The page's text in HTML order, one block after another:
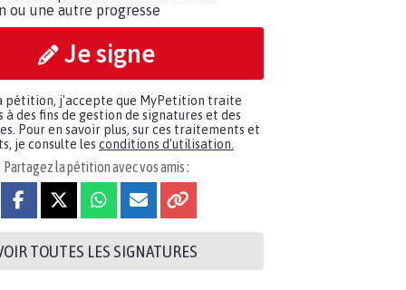
ou une autre progresse
Je signe
pétition, j'accepte que MyPetition traite
à des fins de gestion de signatures et des
Pour en savoir plus, sur ces traitements et
je consulte les conditions d'utilisation.
Partagez la pétition avec vos amis :
TOUTES LES SIGNATURES